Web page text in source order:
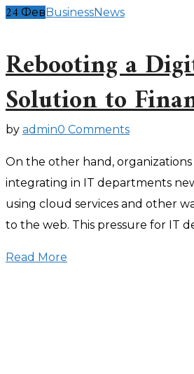
24 ФевBusinessNews
Rebooting a
Solution to
by admin0 Comments
On the other hand,
integrating in IT departments
using cloud services and other
to the web. This pressure for IT
Read More